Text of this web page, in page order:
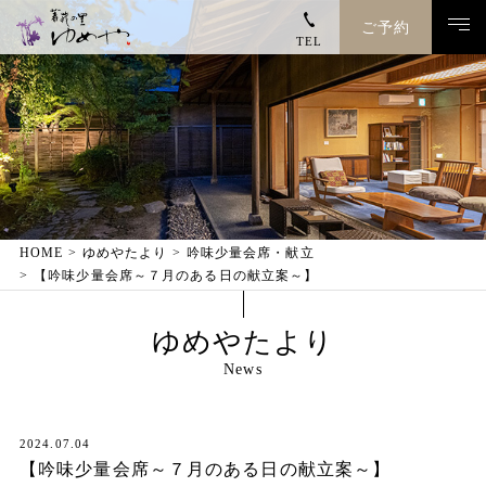
TEL
ご予約
トップページ
ゆめやのこと
客室
お電話でのご予約・お問い合わせ
HOME ゆめやたより
吟味少量会席・献立
【吟味少量会席～７月のある日の献立案～】
ゆめやたより
News
2024.07.04
【吟味少量会席～７月のある日の献立案～】